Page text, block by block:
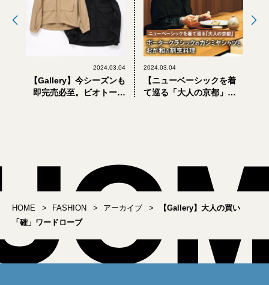
2024.03.04
【Gallery】今シーズンも
即完売必至。ビオトープ
2024.03.04
【ニューベーシックを着
て巡る「大人の京都」】
HOME FASHION アーカイブ
【Gallery】大人の買い
「確」ワードローブ